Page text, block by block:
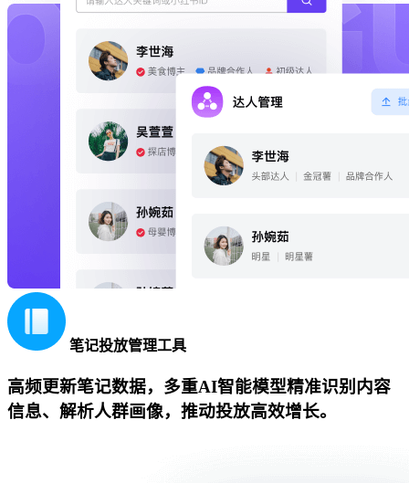
笔记投放管理工具
高频更新笔记数据，多重AI智能模型精准识别内容
信息、解析人群画像，推动投放高效增长。